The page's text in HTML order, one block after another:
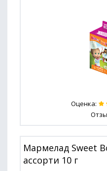
Оценка:
Мармелад Sweet
ассорти 10 г